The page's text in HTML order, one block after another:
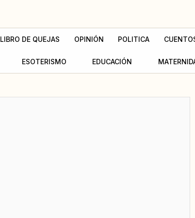
LIBRO DE QUEJAS OPINIÓN POLITICA
ESOTERISMO EDUCACIÓN